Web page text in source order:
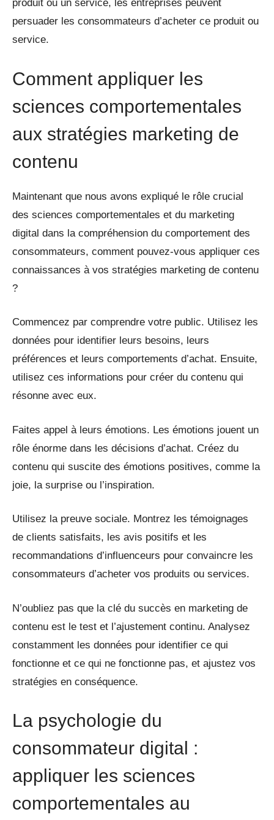
produit ou un service, les entreprises peuvent
persuader les consommateurs d’acheter ce produit ou
service.
Comment appliquer les
sciences comportementales
aux stratégies marketing de
contenu
Maintenant que nous avons expliqué le rôle crucial
des sciences comportementales et du marketing
digital dans la compréhension du comportement des
consommateurs, comment pouvez-vous appliquer ces
connaissances à vos stratégies marketing de contenu
?
Commencez par comprendre votre public. Utilisez les
données pour identifier leurs besoins, leurs
préférences et leurs comportements d’achat. Ensuite,
utilisez ces informations pour créer du contenu qui
résonne avec eux.
Faites appel à leurs émotions. Les émotions jouent un
rôle énorme dans les décisions d’achat. Créez du
contenu qui suscite des émotions positives, comme la
joie, la surprise ou l’inspiration.
Utilisez la preuve sociale. Montrez les témoignages
de clients satisfaits, les avis positifs et les
recommandations d’influenceurs pour convaincre les
consommateurs d’acheter vos produits ou services.
N’oubliez pas que la clé du succès en marketing de
contenu est le test et l’ajustement continu. Analysez
constamment les données pour identifier ce qui
fonctionne et ce qui ne fonctionne pas, et ajustez vos
stratégies en conséquence.
La psychologie du
consommateur digital :
appliquer les sciences
comportementales au